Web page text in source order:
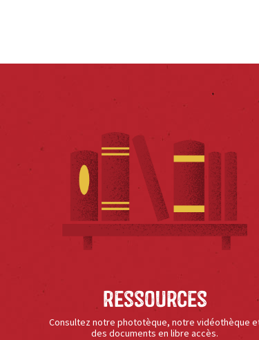
Ressources
Consultez notre phototèque, notre vidéothèque
des documents en libre accès.